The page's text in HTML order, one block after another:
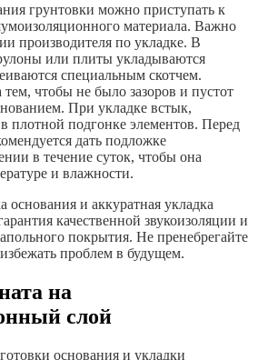
грунтовки можно приступать к
материала. Важно
производителя по укладке. В
или плиты укладываются
специальным скотчем.
тем, чтобы не было зазоров и пустот
При укладке встык,
плотной подгонке элементов. Перед
дать подложке
в течение суток, чтобы она
и влажности.
основания и аккуратная укладка
качественной звукоизоляции и
покрытия. Не пренебрегайте
проблем в будущем.
на
слой
основания и укладки